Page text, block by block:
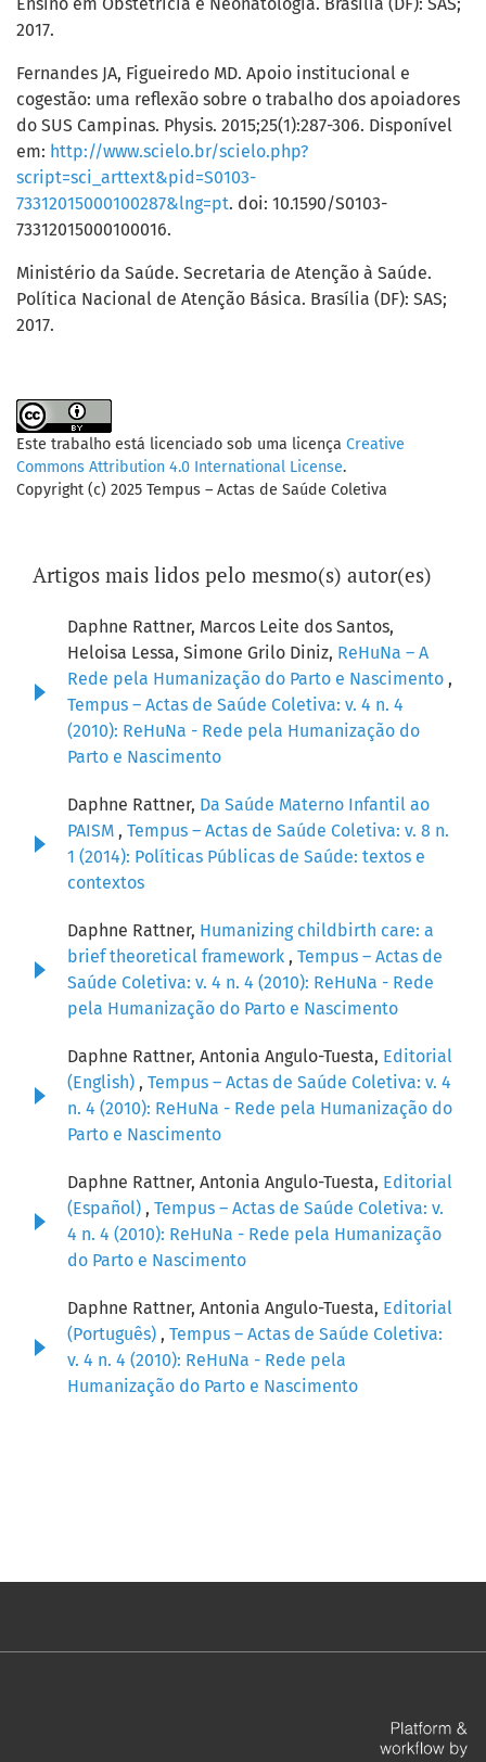
Ensino em Obstetrícia e Neonatologia. Brasília (DF): SAS;
2017.
Fernandes JA, Figueiredo MD. Apoio institucional e
cogestão: uma reflexão sobre o trabalho dos apoiadores
do SUS Campinas. Physis. 2015;25(1):287-306. Disponível
em: http://www.scielo.br/scielo.php?
script=sci_arttext&pid=S0103-
73312015000100287&lng=pt. doi: 10.1590/S0103-
73312015000100016.
Ministério da Saúde. Secretaria de Atenção à Saúde.
Política Nacional de Atenção Básica. Brasília (DF): SAS;
2017.
Este trabalho está licenciado sob uma licença Creative
Commons Attribution 4.0 International License.
Copyright (c) 2025 Tempus – Actas de Saúde Coletiva
Artigos mais lidos pelo mesmo(s) autor(es)
Daphne Rattner, Marcos Leite dos Santos,
Heloisa Lessa, Simone Grilo Diniz, ReHuNa – A
Rede pela Humanização do Parto e Nascimento ,
Tempus – Actas de Saúde Coletiva: v. 4 n. 4
(2010): ReHuNa - Rede pela Humanização do
Parto e Nascimento
Daphne Rattner, Da Saúde Materno Infantil ao
PAISM , Tempus – Actas de Saúde Coletiva: v. 8 n.
1 (2014): Políticas Públicas de Saúde: textos e
contextos
Daphne Rattner, Humanizing childbirth care: a
brief theoretical framework , Tempus – Actas de
Saúde Coletiva: v. 4 n. 4 (2010): ReHuNa - Rede
pela Humanização do Parto e Nascimento
Daphne Rattner, Antonia Angulo-Tuesta, Editorial
(English) , Tempus – Actas de Saúde Coletiva: v. 4
n. 4 (2010): ReHuNa - Rede pela Humanização do
Parto e Nascimento
Daphne Rattner, Antonia Angulo-Tuesta, Editorial
(Español) , Tempus – Actas de Saúde Coletiva: v.
4 n. 4 (2010): ReHuNa - Rede pela Humanização
do Parto e Nascimento
Daphne Rattner, Antonia Angulo-Tuesta, Editorial
(Português) , Tempus – Actas de Saúde Coletiva:
v. 4 n. 4 (2010): ReHuNa - Rede pela
Humanização do Parto e Nascimento